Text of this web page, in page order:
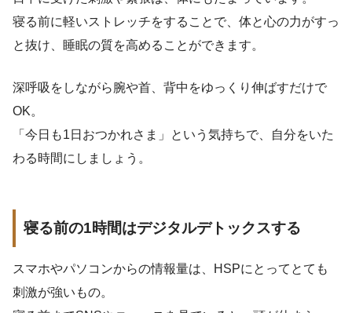
寝る前に軽いストレッチをすることで、体と心の力がすっ
と抜け、睡眠の質を高めることができます。
深呼吸をしながら腕や首、背中をゆっくり伸ばすだけで
OK。
「今日も1日おつかれさま」という気持ちで、自分をいた
わる時間にしましょう。
寝る前の1時間はデジタルデトックスする
スマホやパソコンからの情報量は、HSPにとってとても
刺激が強いもの。